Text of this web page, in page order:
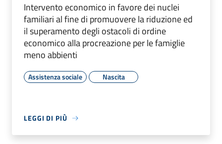
Intervento economico in favore dei nuclei
familiari al fine di promuovere la riduzione ed
il superamento degli ostacoli di ordine
economico alla procreazione per le famiglie
meno abbienti
Assistenza sociale Nascita
LEGGI DI PIÙ